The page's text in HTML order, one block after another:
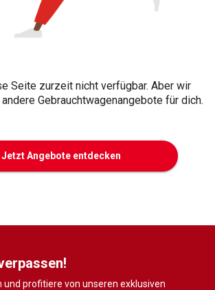
Seite zurzeit nicht verfügbar. Aber wir
Gebrauchtwagenangebote für dich.
Jetzt Angebote entdecken
und profitiere von unseren exklusiven